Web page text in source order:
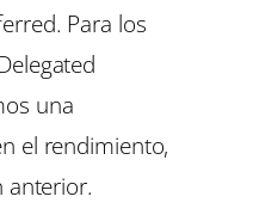
. Para los
una
el rendimiento,
anterior.